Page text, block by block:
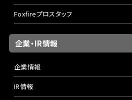
Foxfireプロスタッフ
企業・IR情報
企業情報
IR情報